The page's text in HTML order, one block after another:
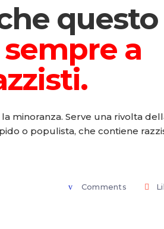
questo
a
minoranza. Serve una rivolta
o populista, che contiene
Comments